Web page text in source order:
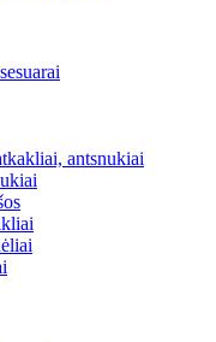
antsnukiai